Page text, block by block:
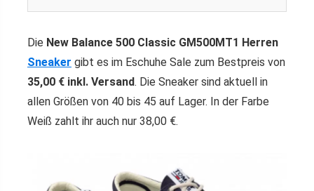
Die New Balance 500 Classic GM500MT1 Herren
Sneaker gibt es im Eschuhe Sale zum Bestpreis von
35,00 € inkl. Versand. Die Sneaker sind aktuell in
allen Größen von 40 bis 45 auf Lager. In der Farbe
Weiß zahlt ihr auch nur 38,00 €.